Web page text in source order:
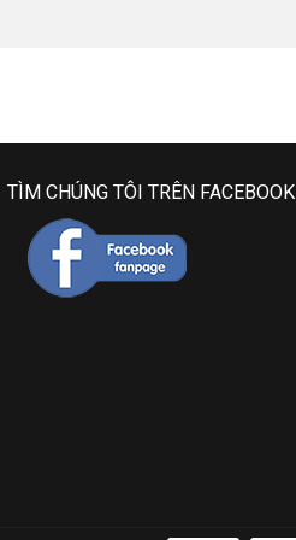
TÌM CHÚNG TÔI TRÊN FACEBOOK